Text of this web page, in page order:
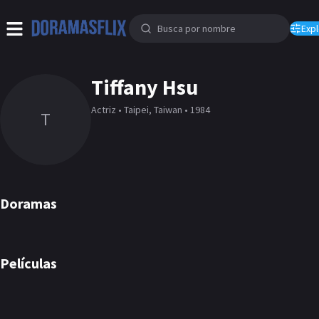
T
Tiffany Hsu
Actriz • Taipei, Taiwan • 1984
Doramas
The Victims' Game
Películas
Man in Love